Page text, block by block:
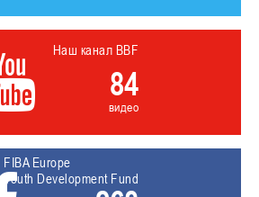
Наш канал BBF
84
видео
FIBA Europe
Youth Development Fund